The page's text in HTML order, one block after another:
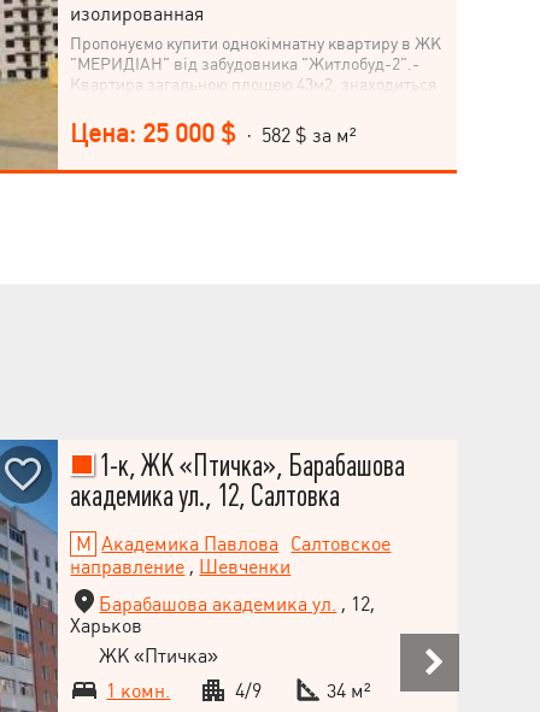
изолированная
Пропонуємо купити однокімнатну квартиру в ЖК
"МЕРИДІАН" від забудовника "Житлобуд-2".-
Квартира загальною площею 43м2, знаходиться
Секція 13. Встановлено якісні МПВ, радіатори,
вхідні двері, підведено всі комунікації,
горизонтальне розведення опалення дозволяє
Цена: 25 000 $ · 582 $ за м²
1-к, ЖК «Птичка», Барабашова
академика ул., 12, Салтовка
Академика Павлова
Салтовское
направление , Шевченки
Барабашова академика ул. , 12,
Харьков
ЖК «Птичка»
1 комн.
4/9
34 м²